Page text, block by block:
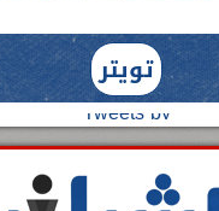
تويتر
Tweets by